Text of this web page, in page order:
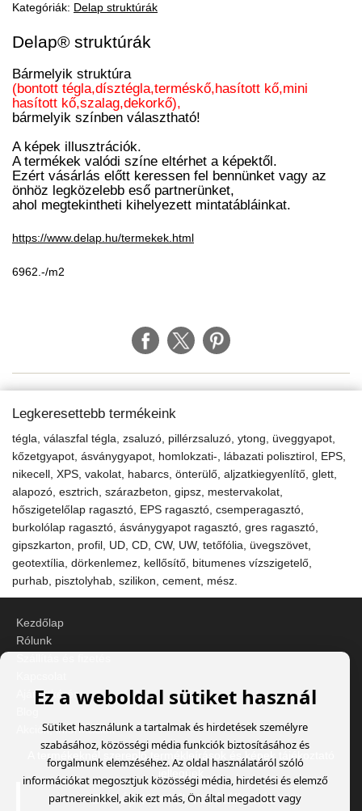
Kategóriák: Delap struktúrák
Delap® struktúrák
Bármelyik struktúra
(bontott tégla,dísztégla,terméskő,hasított kő,mini
hasított kő,szalag,dekorkő),
bármelyik színben választható!
A képek illusztrációk.
A termékek valódi színe eltérhet a képektől.
Ezért vásárlás előtt keressen fel bennünket vagy az
önhöz legközelebb eső partnerünket,
ahol megtekintheti kihelyezett mintatábláinkat.
https://www.delap.hu/termekek.html
6962.-/m2
Legkeresettebb termékeink
tégla, válaszfal tégla, zsaluzó, pillérzsaluzó, ytong, üveggyapot,
kőzetgyapot, ásványgyapot, homlokzati-, lábazati polisztirol, EPS,
nikecell, XPS, vakolat, habarcs, önterülő, aljzatkiegyenlítő, glett,
alapozó, esztrich, szárazbeton, gipsz, mestervakolat,
hőszigetelőlap ragasztó, EPS ragasztó, csemperagasztó,
burkolólap ragasztó, ásványgyapot ragasztó, gres ragasztó,
gipszkarton, profil, UD, CD, CW, UW, tetőfólia, üvegszövet,
geotextília, dörkenlemez, kellősítő, bitumenes vízszigetelő,
purhab, pisztolyhab, szilikon, cement, mész.
Kezdőlap
Rólunk
Ajánlatkérés
Akciók, információk
A termékeknél szereplő termékleírások és képek tájékoztató
Cemép-Ker Kft Vasútállomás
Ez a weboldal sütiket használ
Sütiket használunk a tartalmak és hirdetések személyre
szabásához, közösségi média funkciók biztosításához és
forgalmunk elemzéséhez. Az oldal használatáról szóló
információkat megosztjuk közösségi média, hirdetési és elemző
partnereinkkel, akik ezt más, Ön által megadott vagy